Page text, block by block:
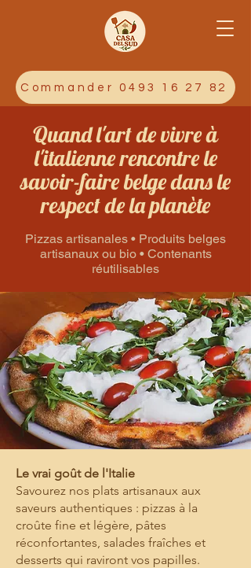
Commander 0493 16 27 82
Quand l'art de vivre à
l'italienne rencontre le
savoir-faire belge dans le
respect de la planète
Pizzas artisanales • Produits belges
artisanaux ou bio • Contenants
réutilisables
Le vrai goût de l'Italie
Savourez nos plats artisanaux aux
saveurs authentiques : pizzas à la
croûte fine et légère, pâtes
réconfortantes, salades fraîches et
desserts qui raviront vos papilles.